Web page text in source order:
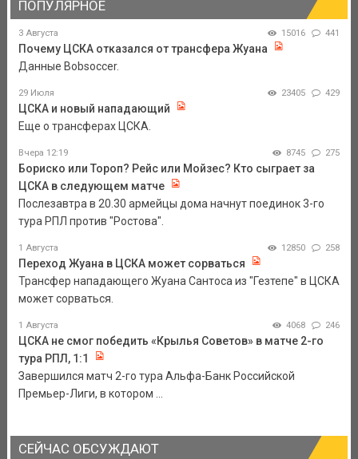
ПОПУЛЯРНОЕ
3 Августа 15016 441
Почему ЦСКА отказался от трансфера Жуана
Данные Bobsoccer.
29 Июля 23405 429
ЦСКА и новый нападающий
Еще о трансферах ЦСКА.
Вчера 12:19 8745 275
Бориско или Тороп? Рейс или Мойзес? Кто сыграет за
ЦСКА в следующем матче
Послезавтра в 20.30 армейцы дома начнут поединок 3-го
тура РПЛ против "Ростова".
1 Августа 12850 258
Переход Жуана в ЦСКА может сорваться
Трансфер нападающего Жуана Сантоса из "Гезтепе" в ЦСКА
может сорваться.
1 Августа 4068 246
ЦСКА не смог победить «Крылья Советов» в матче 2-го
тура РПЛ, 1:1
Завершился матч 2-го тура Альфа-Банк Российской
Премьер-Лиги, в котором ...
СЕЙЧАС ОБСУЖДАЮТ